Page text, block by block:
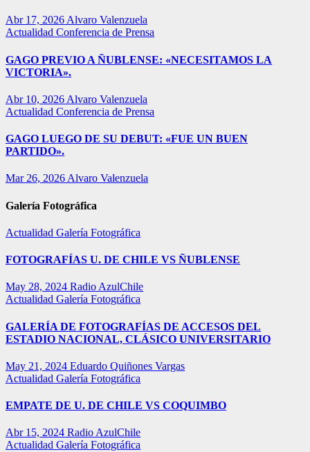
Abr 17, 2026 Alvaro Valenzuela
Actualidad Conferencia de Prensa
GAGO PREVIO A ÑUBLENSE: «NECESITAMOS LA
VICTORIA».
Abr 10, 2026 Alvaro Valenzuela
Actualidad Conferencia de Prensa
GAGO LUEGO DE SU DEBUT: «FUE UN BUEN
PARTIDO».
Mar 26, 2026 Alvaro Valenzuela
Galería Fotográfica
Actualidad Galería Fotográfica
FOTOGRAFÍAS U. DE CHILE VS ÑUBLENSE
May 28, 2024 Radio AzulChile
Actualidad Galería Fotográfica
GALERÍA DE FOTOGRAFÍAS DE ACCESOS DEL
ESTADIO NACIONAL, CLÁSICO UNIVERSITARIO
May 21, 2024 Eduardo Quiñones Vargas
Actualidad Galería Fotográfica
EMPATE DE U. DE CHILE VS COQUIMBO
Abr 15, 2024 Radio AzulChile
Actualidad Galería Fotográfica